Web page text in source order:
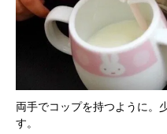
両手でコップを持つように。
す。